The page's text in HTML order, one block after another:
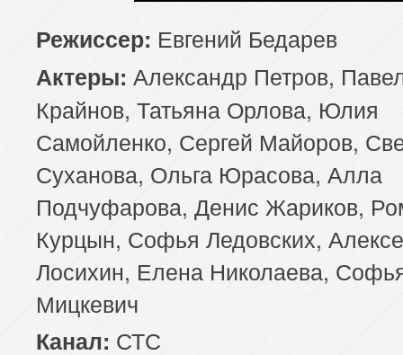
Режиссер: Евгений Бедарев
Актеры: Александр Петров,
Крайнов, Татьяна Орлова, Юлия
Самойленко, Сергей Майоров,
Суханова, Ольга Юрасова, Алла
Подчуфарова, Денис Жариков,
Курцын, Софья Ледовских,
Лосихин, Елена Николаева,
Мицкевич
Канал: СТС